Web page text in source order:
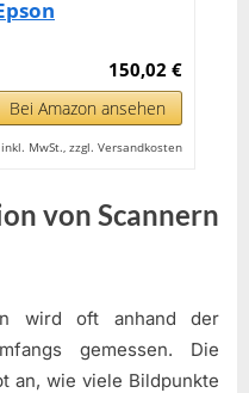
150,02 €
Bei Amazon ansehen
MwSt., zzgl. Versandkosten
von Scannern
wird oft anhand der
gemessen. Die
an, wie viele Bildpunkte